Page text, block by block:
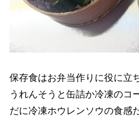
保存食はお弁当作りに役に立
うれんそうと缶詰か冷凍のコ
だに冷凍ホウレンソウの食感